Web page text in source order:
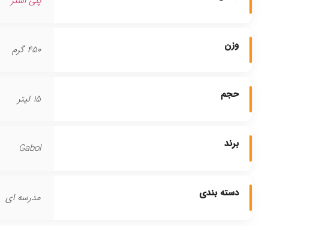
وزن 450 گرم
حجم 15 لیتر
برند Gabol
دسته بندی مدرسه ای